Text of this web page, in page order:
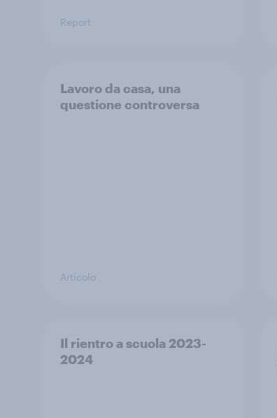
Report
Lavoro da casa, una
questione controversa
Articolo
Il rientro a scuola 2023-
2024